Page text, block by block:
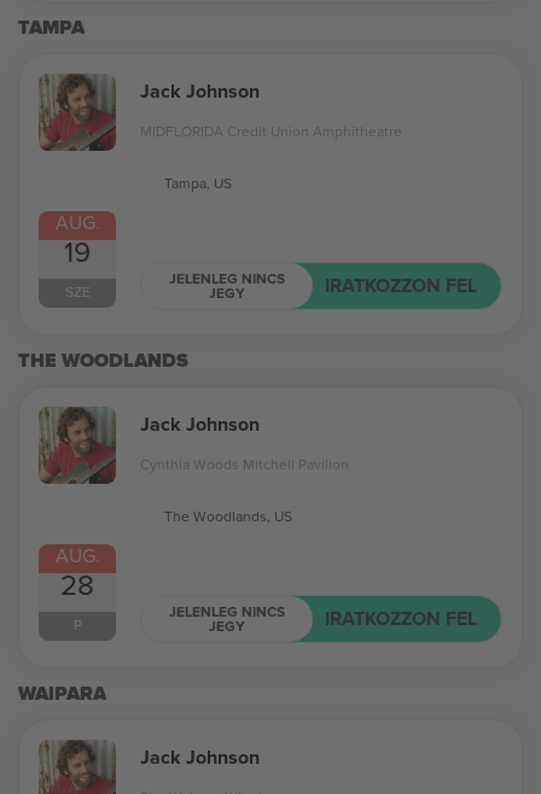
TAMPA
AUG.
19
SZE
Jack Johnson
MIDFLORIDA Credit Union Amphitheatre
Tampa, US
JELENLEG NINCS
JEGY IRATKOZZON FEL
THE WOODLANDS
AUG.
28
P
Jack Johnson
Cynthia Woods Mitchell Pavilion
The Woodlands, US
JELENLEG NINCS
JEGY IRATKOZZON FEL
WAIPARA
Jack Johnson